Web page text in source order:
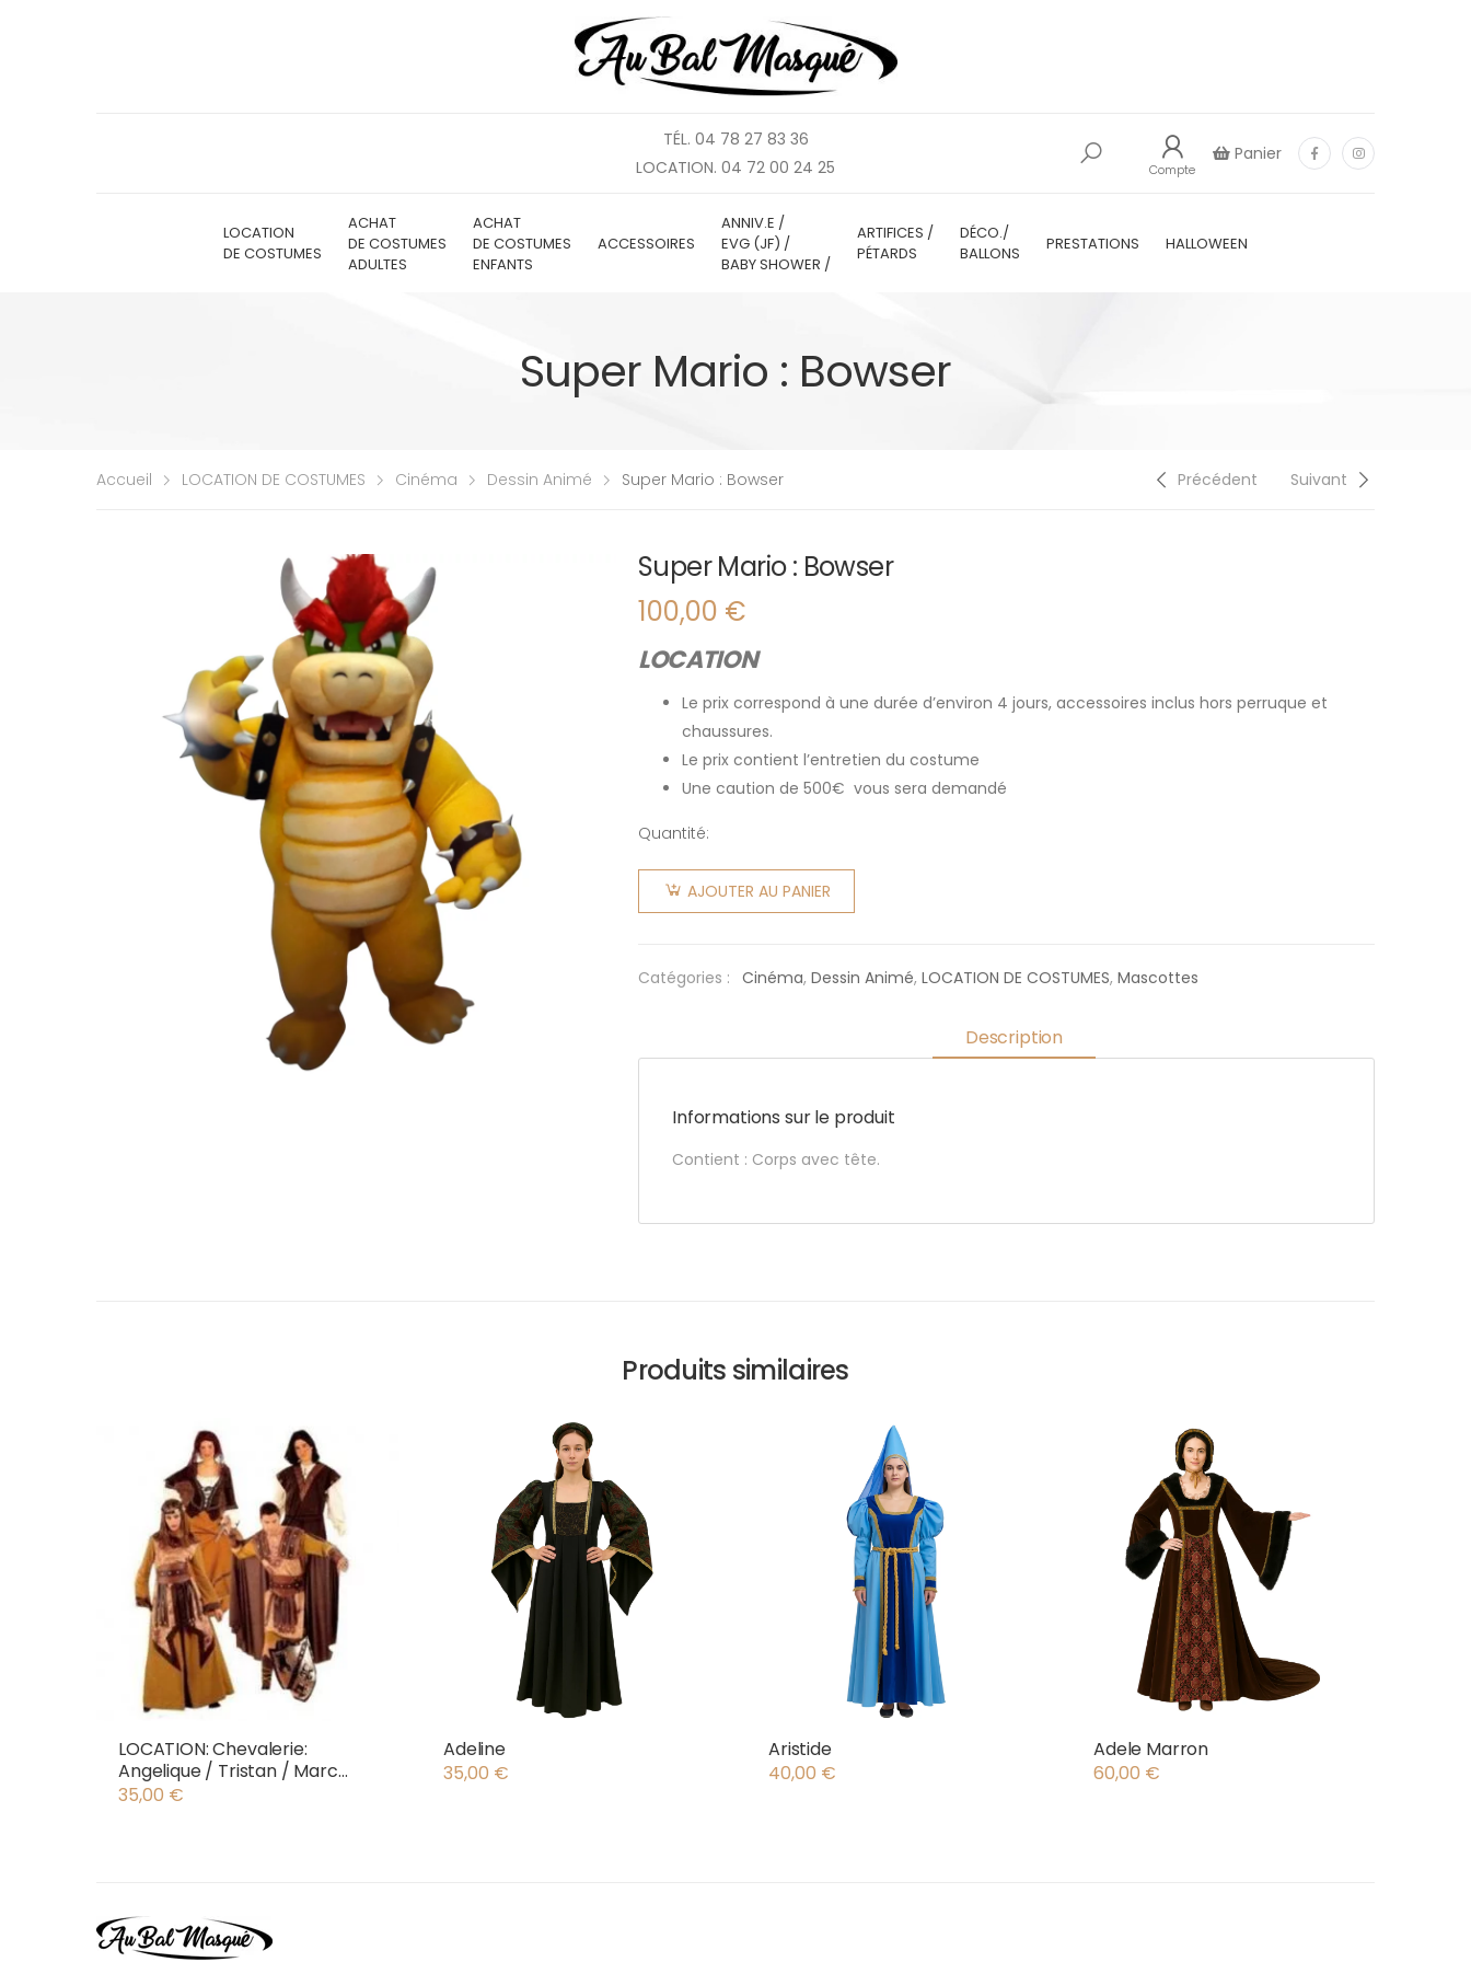
TÉL. 04 78 27 83 36
LOCATION. 04 72 00 24 25
Compte
Panier
LOCATION
DE COSTUMES
ACHAT
DE COSTUMES
ADULTES
ACHAT
DE COSTUMES
ENFANTS
ACCESSOIRES
ANNIV.E /
EVG (JF) /
BABY SHOWER /
ARTIFICES /
PÉTARDS
DÉCO./
BALLONS
PRESTATIONS HALLOWEEN
Super Mario : Bowser
Accueil LOCATION DE COSTUMES Cinéma Dessin Animé Super Mario : Bowser Précédent Suivant
Super Mario : Bowser
100,00 €
LOCATION
Le prix correspond à une durée d’environ 4 jours, accessoires inclus hors perruque et
chaussures.
Le prix contient l’entretien du costume
Une caution de 500€ vous sera demandé
Quantité:
quantité
de Super
AJOUTER AU PANIER
Catégories : Cinéma, Dessin Animé, LOCATION DE COSTUMES, Mascottes
Description
Informations sur le produit
Contient : Corps avec tête.
Produits similaires
LOCATION: Chevalerie:
Angelique / Tristan / Marc
Antony
35,00 €
Adeline
35,00 €
Aristide
40,00 €
Adele Marron
60,00 €